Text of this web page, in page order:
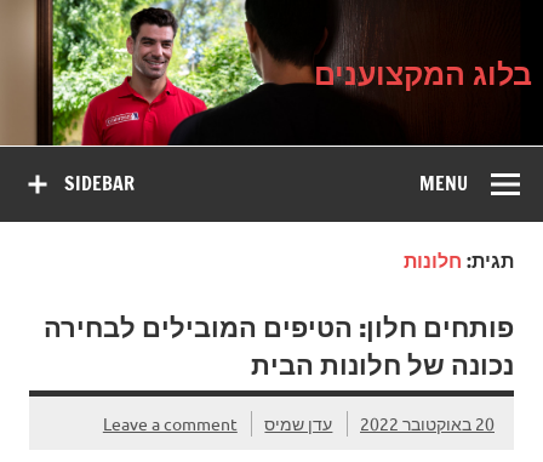
בלוג
המקצוענים
על עיצוב, שיפוץ וטיפוח הבית
בלוג המקצוענים
SIDEBAR MENU
תגית: חלונות
פותחים חלון: הטיפים המובילים לבחירה
נכונה של חלונות הבית
20 באוקטובר 2022 עדן שמיס Leave a comment